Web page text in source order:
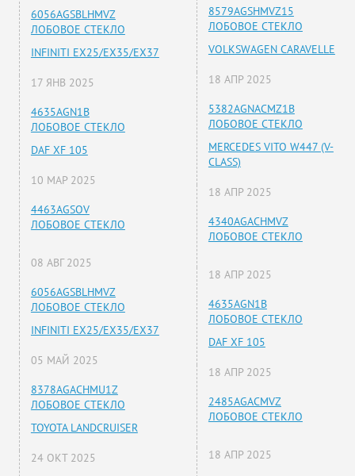
6056AGSBLHMVZ
ЛОБОВОЕ СТЕКЛО
INFINITI EX25/EX35/EX37
17 ЯНВ 2025
4635AGN1B
ЛОБОВОЕ СТЕКЛО
DAF XF 105
10 МАР 2025
4463AGSOV
ЛОБОВОЕ СТЕКЛО
08 АВГ 2025
6056AGSBLHMVZ
ЛОБОВОЕ СТЕКЛО
INFINITI EX25/EX35/EX37
05 МАЙ 2025
8378AGACHMU1Z
ЛОБОВОЕ СТЕКЛО
TOYOTA LANDCRUISER
24 ОКТ 2025
8579AGSHMVZ15
ЛОБОВОЕ СТЕКЛО
VOLKSWAGEN CARAVELLE
18 АПР 2025
5382AGNACMZ1B
ЛОБОВОЕ СТЕКЛО
MERCEDES VITO W447 (V-
CLASS)
18 АПР 2025
4340AGACHMVZ
ЛОБОВОЕ СТЕКЛО
18 АПР 2025
4635AGN1B
ЛОБОВОЕ СТЕКЛО
DAF XF 105
18 АПР 2025
2485AGACMVZ
ЛОБОВОЕ СТЕКЛО
18 АПР 2025